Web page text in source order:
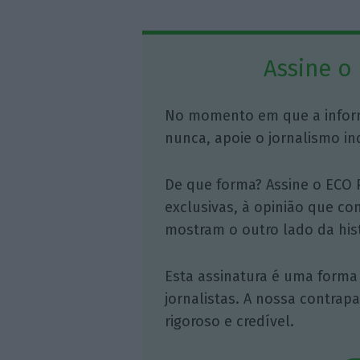
Assine o
No momento em que a
nunca, apoie o jornalismo
De que forma? Assine o
exclusivas, à opinião que
mostram o outro lado da
Esta assinatura é uma
jornalistas. A nossa
rigoroso e credível.